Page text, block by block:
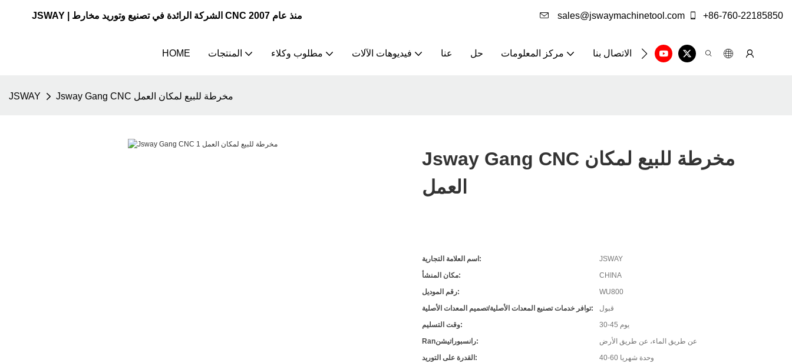
JSWAY | الشركة الرائدة في تصنيع وتوريد مخارط CNC منذ عام 2007 sales@jswaymachinetool.com +86-760-22185850
HOME المنتجات مطلوب وكلاء فيديوهات الآلات عنا حل مركز المعلومات الاتصال بنا
JSWAY Jsway Gang CNC مخرطة للبيع لمكان العمل
Jsway Gang CNC مخرطة للبيع لمكان
العمل
اسم العلامة التجارية:
JSWAY
مكان المنشأ:
CHINA
رقم الموديل:
WU800
توافر خدمات تصنيع المعدات الأصلية/تصميم المعدات الأصلية:
قبول
وقت التسليم:
30-45 يوم
Ranرانسبوراتيشن:
عن طريق الماء، عن طريق الأرض
القدرة على التوريد:
40-60 وحدة شهريا